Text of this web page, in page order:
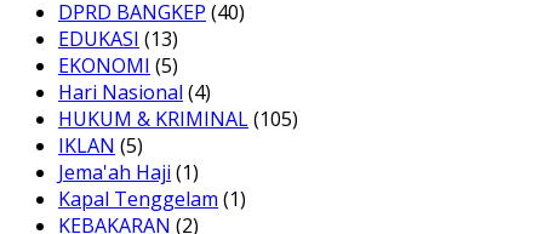
DPRD BANGKEP (40)
EDUKASI (13)
EKONOMI (5)
Hari Nasional (4)
HUKUM & KRIMINAL(105)
IKLAN (5)
Jema'ah Haji (1)
Kapal Tenggelam (1)
KEBAKARAN (2)